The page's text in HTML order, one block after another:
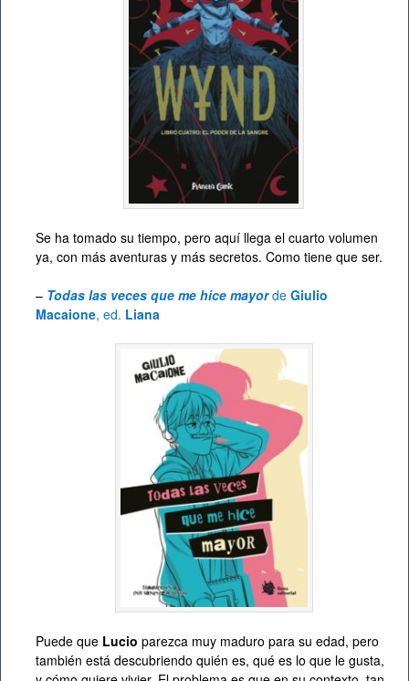
Se ha tomado su tiempo, pero aquí llega el cuarto volumen
ya, con más aventuras y más secretos. Como tiene que ser.
– Todas las veces que me hice mayorde Giulio
Macaione, ed. Liana
Puede que Lucio parezca muy maduro para su edad, pero
también está descubriendo quién es, qué es lo que le gusta,